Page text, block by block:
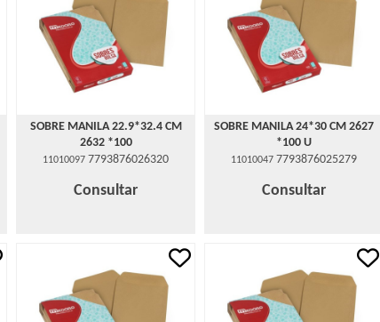
SOBRE MANILA 22.9*32.4 CM
2632 *100
11010097 7793876026320
Consultar
SOBRE MANILA 24*30 CM 2627
*100 U
11010047 7793876025279
Consultar